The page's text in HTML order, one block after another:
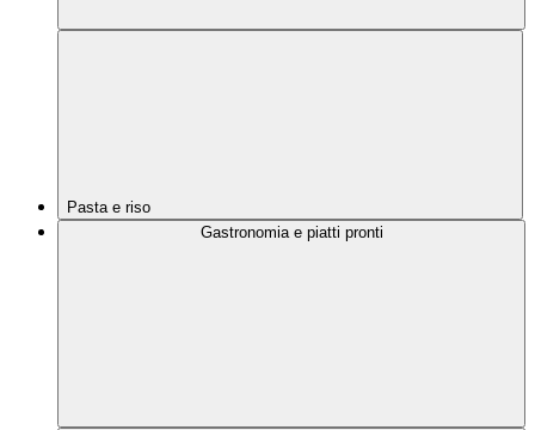
Pasta e riso
Gastronomia e piatti pronti